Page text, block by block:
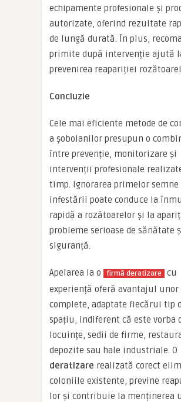
echipamente profesionale și
autorizate, oferind rezultate
de lungă durată. În plus,
primite după intervenție ajută
prevenirea reapariției
Concluzie
Cele mai eficiente metode de
a șobolanilor presupun o
între prevenție, monitorizare și
intervenții profesionale
timp. Ignorarea primelor semne
infestării poate conduce la
rapidă a rozătoarelor și la
probleme serioase de sănătate
siguranță.
Apelarea la o firmă deratizare
cu
experiență oferă avantajul
complete, adaptate fiecărui tip
spațiu, indiferent că este vorba
locuințe, sedii de firme,
depozite sau hale industriale. O
deratizare realizată corect
coloniile existente, previne
lor și contribuie la menținerea